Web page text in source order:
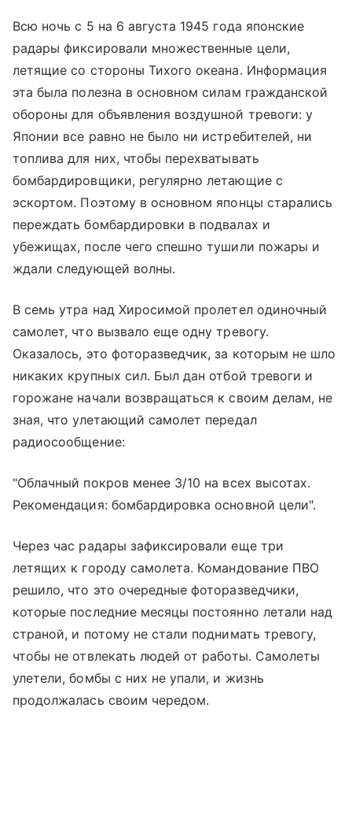
Всю ночь с 5 на 6 августа 1945 года японские
радары фиксировали множественные цели,
летящие со стороны Тихого океана. Информация
эта была полезна в основном силам гражданской
обороны для объявления воздушной тревоги: у
Японии все равно не было ни истребителей, ни
топлива для них, чтобы перехватывать
бомбардировщики, регулярно летающие с
эскортом. Поэтому в основном японцы старались
переждать бомбардировки в подвалах и
убежищах, после чего спешно тушили пожары и
ждали следующей волны.
В семь утра над Хиросимой пролетел одиночный
самолет, что вызвало еще одну тревогу.
Оказалось, это фоторазведчик, за которым не шло
никаких крупных сил. Был дан отбой тревоги и
горожане начали возвращаться к своим делам, не
зная, что улетающий самолет передал
радиосообщение:
"Облачный покров менее 3/10 на всех высотах.
Рекомендация: бомбардировка основной цели".
Через час радары зафиксировали еще три
летящих к городу самолета. Командование ПВО
решило, что это очередные фоторазведчики,
которые последние месяцы постоянно летали над
страной, и потому не стали поднимать тревогу,
чтобы не отвлекать людей от работы. Самолеты
улетели, бомбы с них не упали, и жизнь
продолжалась своим чередом.